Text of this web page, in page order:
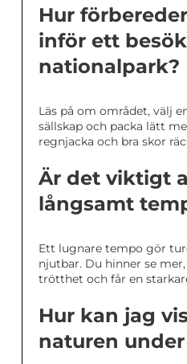
Hur
inför ett
nationalpark?
Läs på om området, välj
sällskap och packa lätt
regnjacka och bra skor
Är det viktigt
långsamt
Ett lugnare tempo gör
njutbar. Du hinner se
trötthet och får en
Hur kan jag
naturen